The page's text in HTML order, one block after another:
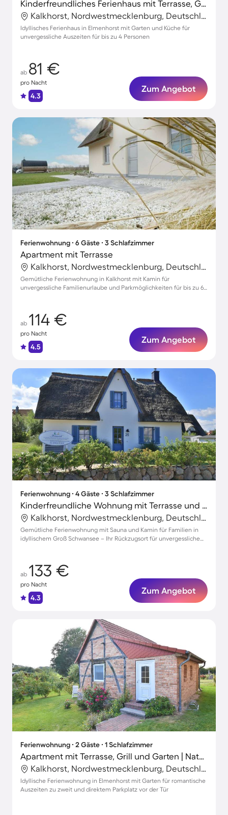
Kinderfreundliches Ferienhaus mit Terrasse, Grill und Garten
Kalkhorst, Nordwestmecklenburg, Deutschland
Idyllisches Ferienhaus in Elmenhorst mit Garten und Küche für
unvergessliche Auszeiten für bis zu 4 Personen
ab 81 €
pro Nacht
4.3
Zum Angebot
Ferienwohnung ∙ 6 Gäste ∙ 3 Schlafzimmer
Apartment mit Terrasse
Kalkhorst, Nordwestmecklenburg, Deutschland
Gemütliche Ferienwohnung in Kalkhorst mit Kamin für
unvergessliche Familienurlaube und Parkmöglichkeiten für bis zu 6
ab 114 €
pro Nacht
4.5
Zum Angebot
Ferienwohnung ∙ 4 Gäste ∙ 3 Schlafzimmer
Kinderfreundliche Wohnung mit Terrasse und Sauna
Kalkhorst, Nordwestmecklenburg, Deutschland
Gemütliche Ferienwohnung mit Sauna und Kamin für Familien in
idyllischem Groß Schwansee – Ihr Rückzugsort für unvergessliche
ab 133 €
pro Nacht
4.3
Zum Angebot
Ferienwohnung ∙ 2 Gäste ∙ 1 Schlafzimmer
Apartment mit Terrasse, Grill und Garten | Naturblick
Kalkhorst, Nordwestmecklenburg, Deutschland
Idyllische Ferienwohnung in Elmenhorst mit Garten für romantische
Auszeiten zu zweit und direktem Parkplatz vor der Tür